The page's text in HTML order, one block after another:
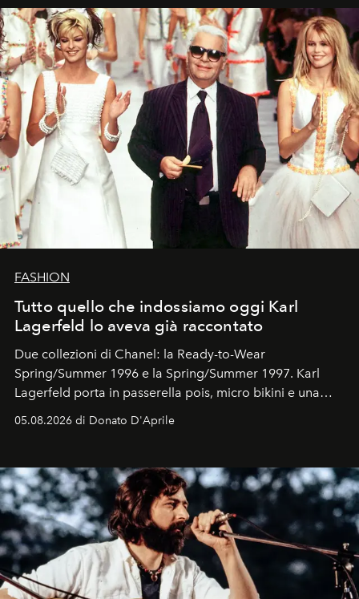
FASHION
Tutto quello che indossiamo oggi Karl
Lagerfeld lo aveva già raccontato
Due collezioni di Chanel: la Ready-to-Wear
Spring/Summer 1996 e la Spring/Summer 1997. Karl
Lagerfeld porta in passerella pois, micro bikini e una
logomania pensata per la spiaggia
Kate, Claudia e Carla una dietro l'altra. Trent'anni dopo,
uno dei documenti più contemporanei che abbiamo.
05.08.2026 di Donato D'Aprile